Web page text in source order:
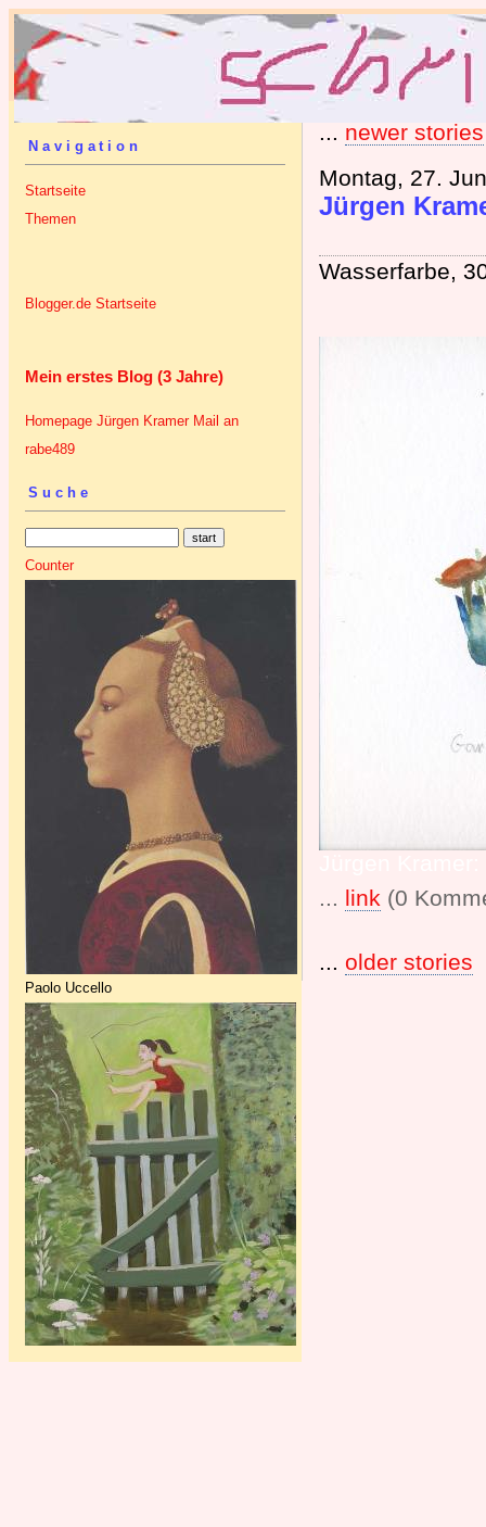
Navigation
Startseite
Themen
Blogger.de Startseite
Mein erstes Blog (3 Jahre)
Homepage Jürgen Kramer Mail an
rabe489
Suche
Counter
Paolo Uccello
... newer stories
Montag, 27.
Jürgen
Wasserfarbe,
... link (0
... older stories